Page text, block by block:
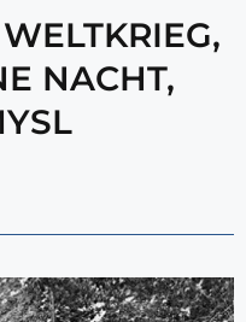
,
NACHT,